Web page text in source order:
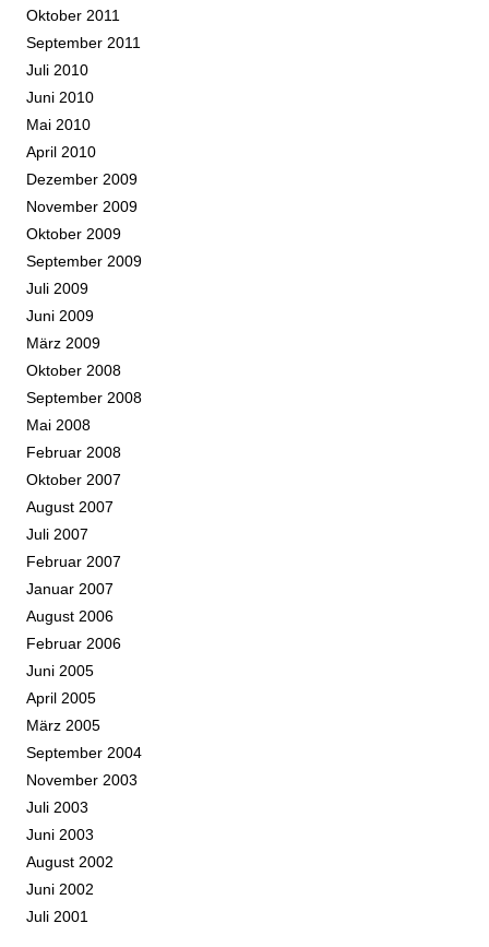
Oktober 2011
September 2011
Juli 2010
Juni 2010
Mai 2010
April 2010
Dezember 2009
November 2009
Oktober 2009
September 2009
Juli 2009
Juni 2009
März 2009
Oktober 2008
September 2008
Mai 2008
Februar 2008
Oktober 2007
August 2007
Juli 2007
Februar 2007
Januar 2007
August 2006
Februar 2006
Juni 2005
April 2005
März 2005
September 2004
November 2003
Juli 2003
Juni 2003
August 2002
Juni 2002
Juli 2001